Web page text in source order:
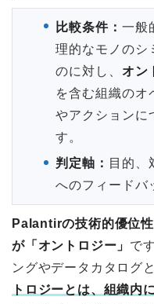
比較条件： 一般
理的なモノのシ
のに対し、 オン
を含む組織のオ
やアクションに
す。
判定軸： 目的、
へのフィードバ
Palantirの技術的優位
が「オントロジー」 で
ングやデータカタログ
トロジーとは、組織内